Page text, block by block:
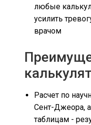
любые
усилить
врачом
Расчет по
Сент-Джеора,
таблицам -